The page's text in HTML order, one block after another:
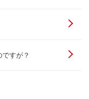
すが？